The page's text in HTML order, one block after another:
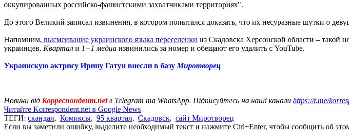
оккупированных российско-фашистскими захватчиками территориях".
До этого Великий записал извинения, в котором попытался доказать, что их несуразные шутки о
Напомним, высмеивание украинского языка переселенки из Скадовска Херсонской области – такой
украинцев. Квартал и 1+1 медиа извинились за номер и обещают его удалить с YouTube.
Украинскую актрису Ирину Гатун внесли в базу Миротворец
Новини від Корреспондент.netв Telegram та WhatsApp. Підписуйтесь на наші канали https://t.me/
Читайте Korrespondent.net в Google News
ТЕГИ: скандал, Комиксы, 95 квартал, Скадовск, сайт Миротворец
Если вы заметили ошибку, выделите необходимый текст и нажмите Ctrl+Enter, чтобы сообщить об